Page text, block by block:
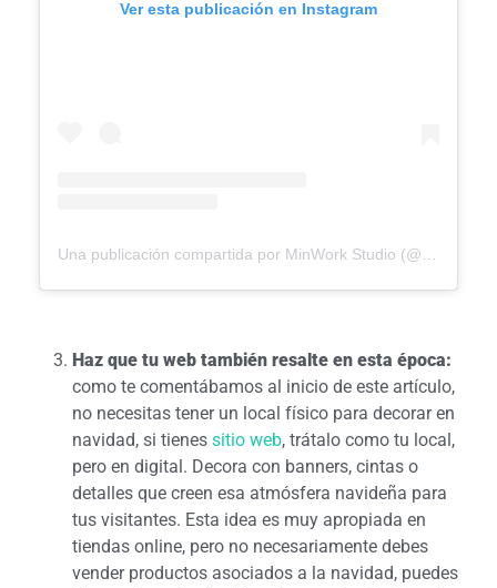
Ver esta publicación en Instagram
Haz que tu web también resalte en esta época:
como te comentábamos al inicio de este artículo,
no necesitas tener un local físico para decorar en
navidad, si tienes sitio web, trátalo como tu local,
pero en digital. Decora con banners, cintas o
detalles que creen esa atmósfera navideña para
tus visitantes. Esta idea es muy apropiada en
tiendas online, pero no necesariamente debes
vender productos asociados a la navidad, puedes